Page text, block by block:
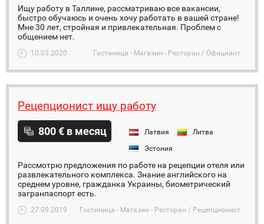
Ищу работу в Таллине, рассматриваю все вакансии,
быстро обучаюсь и очень хочу работать в вашей стране!
Мне 30 лет, стройная и привлекательная. Проблем с
общением нет.
10.03.2020 Гостиница - Магазин - Ресторан / Официант
Рецепционист ищу работу
800 € в месяц Латвия
Литва
Эстония
Рассмотрю предложения по работе на рецепции отеля или
развлекательного комплекса. Знание английского на
среднем уровне, гражданка Украины, биометрический
загранпаспорт есть.
27.09.2019 Гостиница - Магазин - Ресторан / Рецепционист